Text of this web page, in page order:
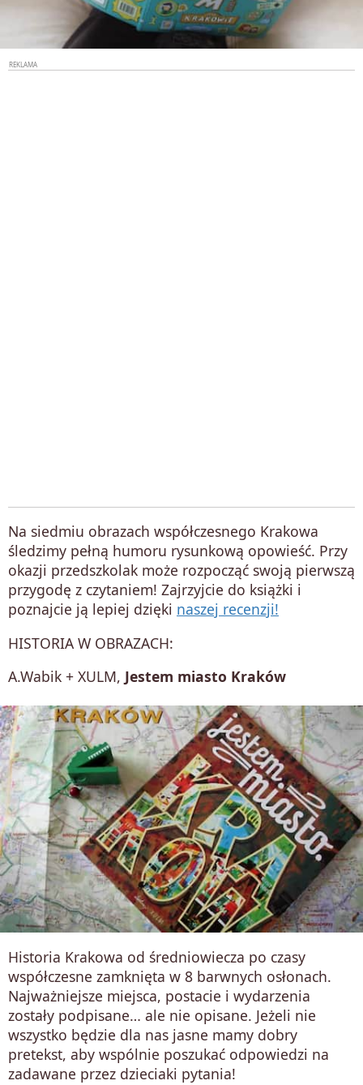
Na siedmiu obrazach współczesnego Krakowa
śledzimy pełną humoru rysunkową opowieść. Przy
okazji przedszkolak może rozpocząć swoją pierwszą
przygodę z czytaniem! Zajrzyjcie do książki i
poznajcie ją lepiej dzięki naszej recenzji!
HISTORIA W OBRAZACH:
A.Wabik + XULM, Jestem miasto Kraków
Historia Krakowa od średniowiecza po czasy
współczesne zamknięta w 8 barwnych osłonach.
Najważniejsze miejsca, postacie i wydarzenia
zostały podpisane… ale nie opisane. Jeżeli nie
wszystko będzie dla nas jasne mamy dobry
pretekst, aby wspólnie poszukać odpowiedzi na
zadawane przez dzieciaki pytania!